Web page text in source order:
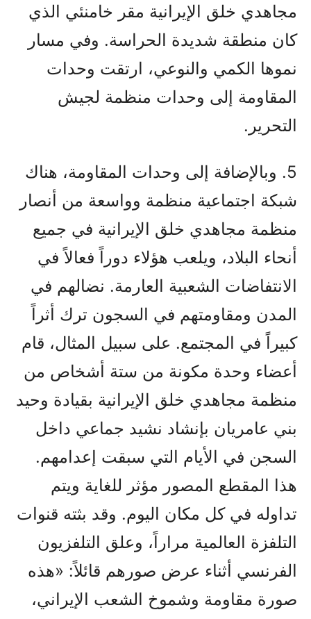
مجاهدي خلق الإيرانية مقر خامنئي الذي
كان منطقة شديدة الحراسة. وفي مسار
نموها الكمي والنوعي، ارتقت وحدات
المقاومة إلى وحدات منظمة لجيش
التحرير.
5. وبالإضافة إلى وحدات المقاومة، هناك
شبكة اجتماعية منظمة وواسعة من أنصار
منظمة مجاهدي خلق الإيرانية في جميع
أنحاء البلاد، ويلعب هؤلاء دوراً فعالاً في
الانتفاضات الشعبية العارمة. نضالهم في
المدن ومقاومتهم في السجون ترك أثراً
كبيراً في المجتمع. على سبيل المثال، قام
أعضاء وحدة مكونة من ستة أشخاص من
منظمة مجاهدي خلق الإيرانية بقيادة وحيد
بني عامريان بإنشاد نشيد جماعي داخل
السجن في الأيام التي سبقت إعدامهم.
هذا المقطع المصور مؤثر للغاية ويتم
تداوله في كل مكان اليوم. وقد بثته قنوات
التلفزة العالمية مراراً، وعلق التلفزيون
الفرنسي أثناء عرض صورهم قائلاً: «هذه
صورة مقاومة وشموخ الشعب الإيراني،